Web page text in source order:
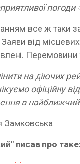
все ж таки
від
Перемовини
на діючих
офіційну
в
Замковська
писав про таке: